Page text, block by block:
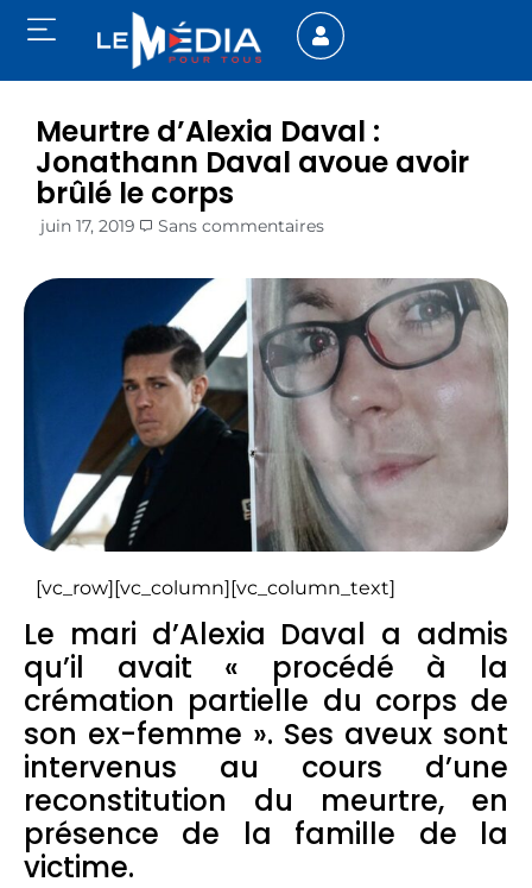
Meurtre d’Alexia Daval :
Jonathann Daval avoue avoir
brûlé le corps
juin 17, 2019 Sans commentaires
[vc_row][vc_column][vc_column_text]
Le mari d’Alexia Daval a admis
qu’il avait « procédé à la
crémation partielle du corps de
son ex-femme ». Ses aveux sont
intervenus au cours d’une
reconstitution du meurtre, en
présence de la famille de la
victime.